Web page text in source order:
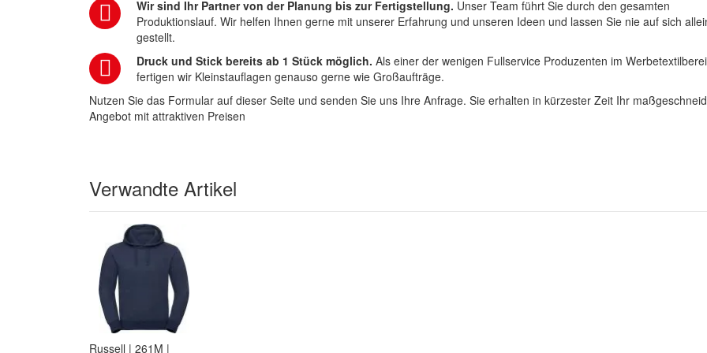
Wir sind Ihr Partner von der Planung bis zur Fertigstellung. Unser Team führt Sie durch den gesamten
Produktionslauf. Wir helfen Ihnen gerne mit unserer Erfahrung und unseren Ideen und lassen Sie nie auf sich
gestellt.
Druck und Stick bereits ab 1 Stück möglich. Als einer der wenigen Fullservice Produzenten im
fertigen wir Kleinstauflagen genauso gerne wie Großaufträge.
Nutzen Sie das Formular auf dieser Seite und senden Sie uns Ihre Anfrage. Sie erhalten in kürzester Zeit Ihr
Angebot mit attraktiven Preisen
Verwandte Artikel
Russell | 261M |